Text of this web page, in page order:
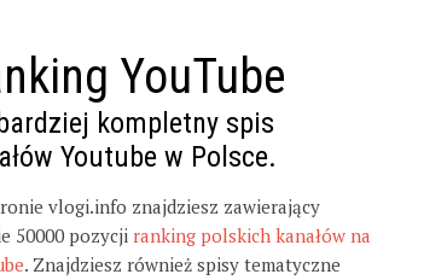
YouTube
kompletny spis
Youtube w Polsce.
vlogi.info znajdziesz zawierający
50000 pozycji ranking polskich kanałów na
. Znajdziesz również spisy tematyczne